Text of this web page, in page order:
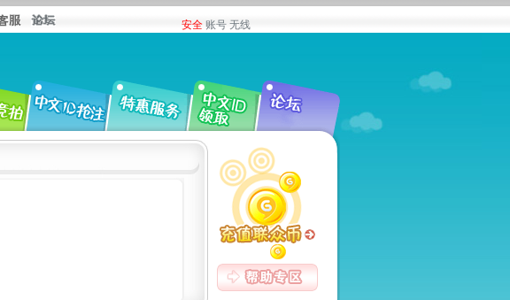
安全 账号 无线